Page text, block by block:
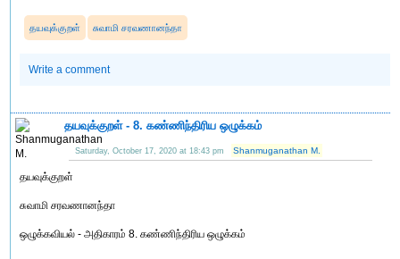
தயவுக்குறள் சுவாமி சரவணானந்தா
Write a comment
தயவுக்குறள் - 8. கண்ணிந்திரிய ஒழுக்கம்
Saturday, October 17, 2020 at 18:43 pm Shanmuganathan M.
தயவுக்குறள்
சுவாமி சரவணானந்தா
ஒழுக்கவியல் - அதிகாரம் 8. கண்ணிந்திரிய ஒழுக்கம்